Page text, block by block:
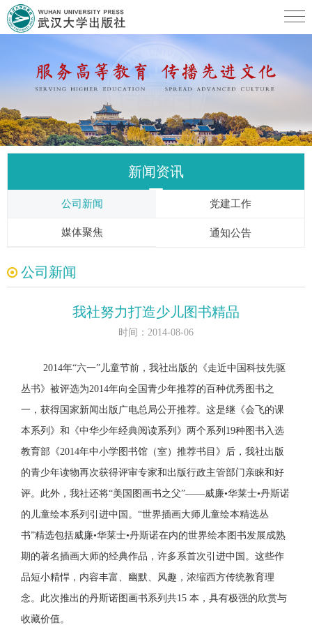
新闻资讯
公司新闻 党建工作
媒体聚焦 通知公告
公司新闻
我社努力打造少儿图书精品
时间：2014-08-06
2014年“六一”儿童节前，我社出版的《走近中国科技先驱
丛书》被评选为2014年向全国青少年推荐的百种优秀图书之
一，获得国家新闻出版广电总局公开推荐。这是继《会飞的课
本系列》和《中华少年经典阅读系列》两个系列19种图书入选
教育部《2014年中小学图书馆（室）推荐书目》后，我社出版
的青少年读物再次获得评审专家和出版行政主管部门亲睐和好
评。此外，我社还将“美国图画书之父”——威廉•华莱士•丹斯诺
的儿童绘本系列引进中国。“世界插画大师儿童绘本精选丛
书”精选包括威廉•华莱士•丹斯诺在内的世界绘本图书发展成熟
期的著名插画大师的经典作品，许多系首次引进中国。这些作
品短小精悍，内容丰富、幽默、风趣，浓缩西方传统教育理
念。此次推出的丹斯诺图画书系列共15 本，具有极强的欣赏与
收藏价值。